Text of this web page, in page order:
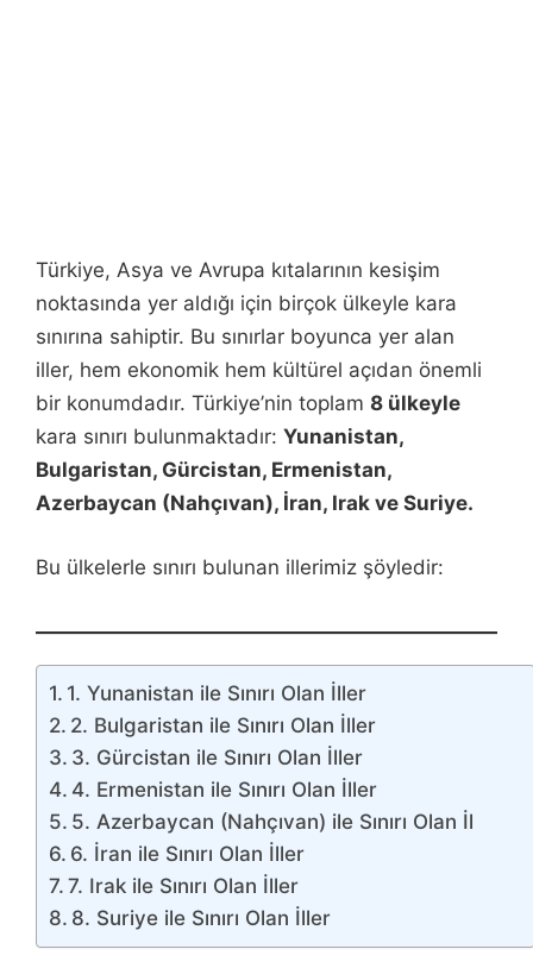
Türkiye, Asya ve Avrupa kıtalarının kesişim
noktasında yer aldığı için birçok ülkeyle kara
sınırına sahiptir. Bu sınırlar boyunca yer alan
iller, hem ekonomik hem kültürel açıdan önemli
bir konumdadır. Türkiye’nin toplam 8 ülkeyle
kara sınırı bulunmaktadır: Yunanistan,
Bulgaristan, Gürcistan, Ermenistan,
Azerbaycan (Nahçıvan), İran, Irak ve Suriye.
Bu ülkelerle sınırı bulunan illerimiz şöyledir:
1. Yunanistan ile Sınırı Olan İller
2. Bulgaristan ile Sınırı Olan İller
3. Gürcistan ile Sınırı Olan İller
4. Ermenistan ile Sınırı Olan İller
5. Azerbaycan (Nahçıvan) ile Sınırı Olan İl
6. İran ile Sınırı Olan İller
7. Irak ile Sınırı Olan İller
8. Suriye ile Sınırı Olan İller